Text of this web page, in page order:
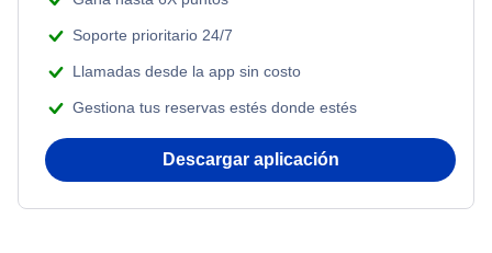
Soporte prioritario 24/7
Llamadas desde la app sin costo
Gestiona tus reservas estés donde estés
Descargar aplicación